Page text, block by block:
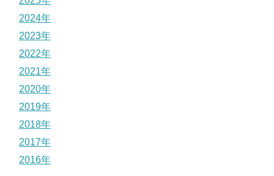
2024年
2023年
2022年
2021年
2020年
2019年
2018年
2017年
2016年